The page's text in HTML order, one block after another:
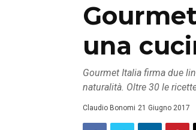
una
Gourmet Italia firma due
naturalità. Oltre 30 le
Claudio Bonomi 21 Giugno 2017